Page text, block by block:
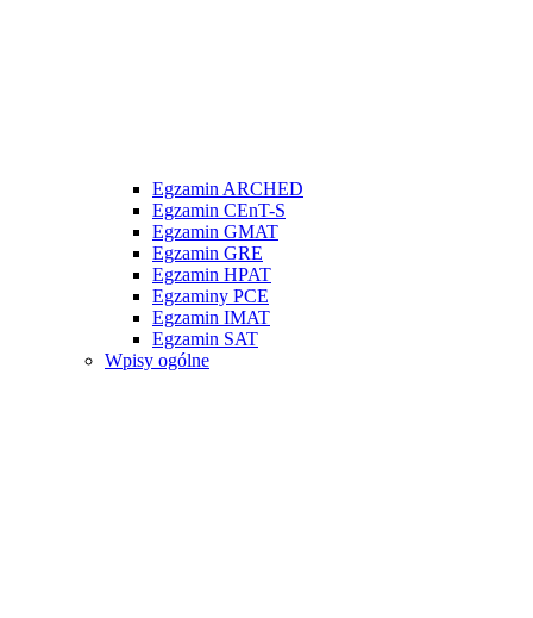
Egzamin ARCHED
Egzamin CEnT-S
Egzamin GMAT
Egzamin GRE
Egzamin HPAT
Egzaminy PCE
Egzamin IMAT
Egzamin SAT
Wpisy ogólne